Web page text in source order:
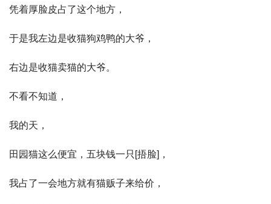
凭着厚脸皮占了这个地方，
于是我左边是收猫狗鸡鸭的大爷，
右边是收猫卖猫的大爷。
不看不知道，
我的天，
田园猫这么便宜，五块钱一只[捂脸]，
我占了一会地方就有猫贩子来给价，